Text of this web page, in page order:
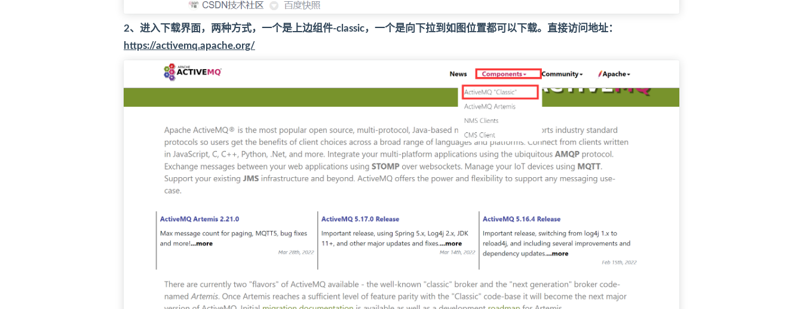
2、进入下载界面，两种方式，一个是上边组件-classic，一个是向下拉到如图位置都可以下载。直接访问地址：
https://activemq.apache.org/